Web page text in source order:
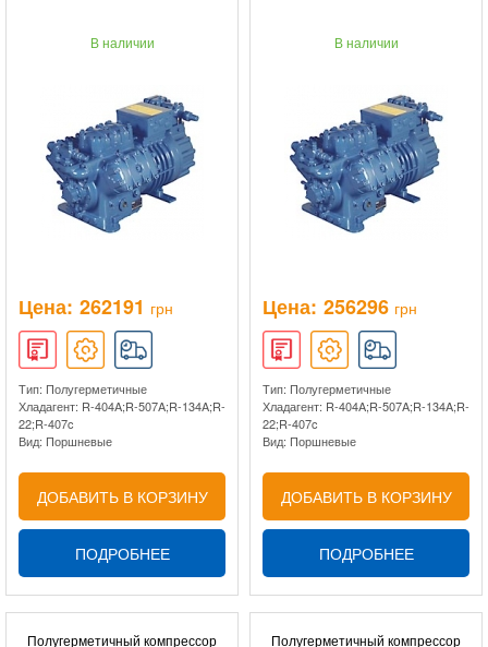
В наличии
Цена: 262191 грн
Тип: Полугерметичные
Хладагент: R-404A;R-507A;R-134A;R-
22;R-407c
Вид: Поршневые
ДОБАВИТЬ В КОРЗИНУ
ПОДРОБНЕЕ
В наличии
Цена: 256296 грн
Тип: Полугерметичные
Хладагент: R-404A;R-507A;R-134A;R-
22;R-407c
Вид: Поршневые
ДОБАВИТЬ В КОРЗИНУ
ПОДРОБНЕЕ
Полугерметичный компрессор Полугерметичный компрессор